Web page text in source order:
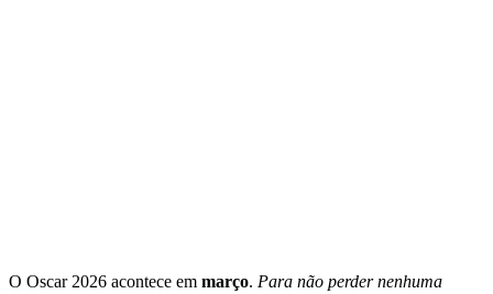
O Oscar 2026 acontece em março. Para não perder nenhuma